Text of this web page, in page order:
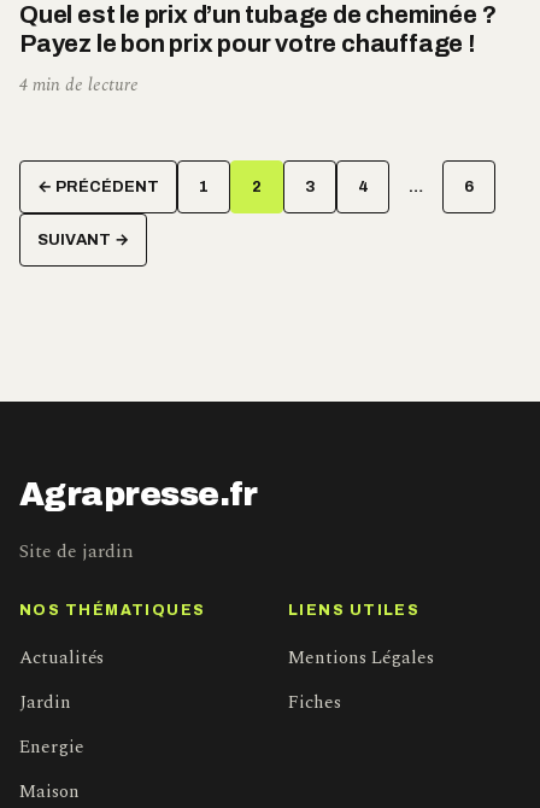
Quel est le prix d’un tubage de cheminée ?
Payez le bon prix pour votre chauffage !
4 min de lecture
Pagination
des
← PRÉCÉDENT 1 2 3 4 … 6
SUIVANT →
Agrapresse.fr
Site de jardin
NOS THÉMATIQUES
Actualités
Jardin
Energie
Maison
LIENS UTILES
Mentions Légales
Fiches